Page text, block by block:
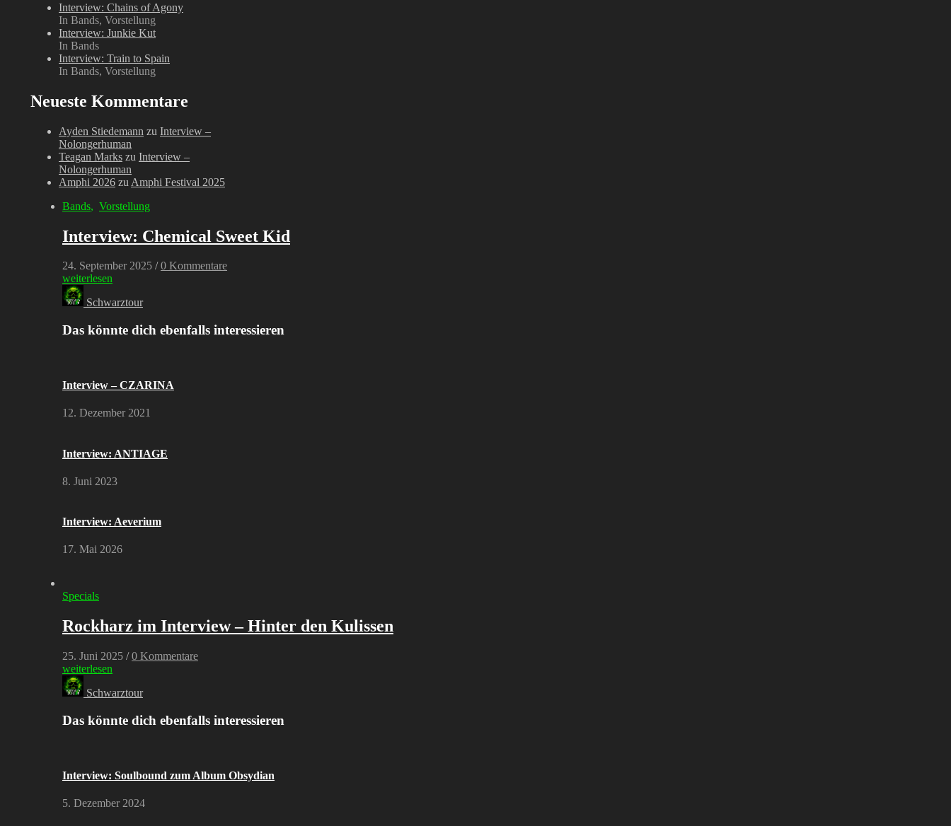
Interview: Chains of Agony
In Bands, Vorstellung
Interview: Junkie Kut
In Bands
Interview: Train to Spain
In Bands, Vorstellung
Neueste Kommentare
Ayden Stiedemann zu Interview –
Nolongerhuman
Teagan Marks zu Interview –
Nolongerhuman
Amphi 2026 zu Amphi Festival 2025
Bands, Vorstellung
Interview: Chemical Sweet Kid
24. September 2025 / 0 Kommentare
weiterlesen
Schwarztour
Das könnte dich ebenfalls interessieren
Interview – CZARINA
12. Dezember 2021
Interview: ANTIAGE
8. Juni 2023
Interview: Aeverium
17. Mai 2026
Specials
Rockharz im Interview – Hinter den Kulissen
25. Juni 2025 / 0 Kommentare
weiterlesen
Schwarztour
Das könnte dich ebenfalls interessieren
Interview: Soulbound zum Album Obsydian
5. Dezember 2024